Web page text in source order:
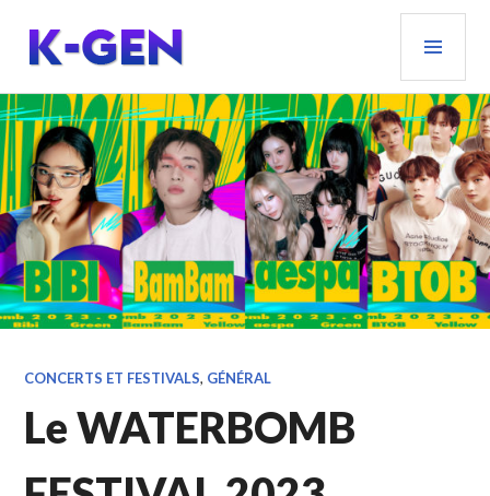
contenu
principal
K-GEN
CONCERTS ET FESTIVALS, GÉNÉRAL
Le WATERBOMB